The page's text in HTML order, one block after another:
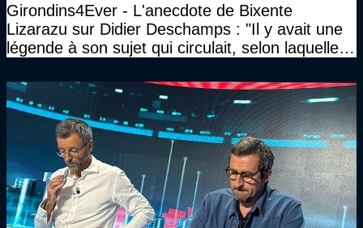
Girondins4Ever - L'anecdote de Bixente
Lizarazu sur Didier Deschamps : "Il y avait une
légende à son sujet qui circulait, selon laquelle il